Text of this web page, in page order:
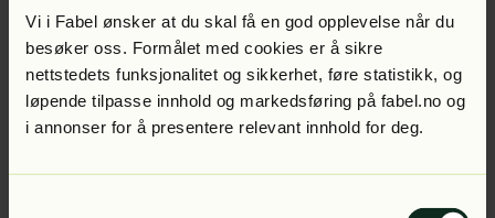
Vi i Fabel ønsker at du skal få en god opplevelse når du
besøker oss. Formålet med cookies er å sikre
nettstedets funksjonalitet og sikkerhet, føre statistikk, og
løpende tilpasse innhold og markedsføring på fabel.no og
i annonser for å presentere relevant innhold for deg.